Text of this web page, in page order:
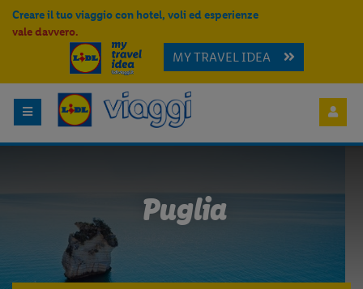
Creare il tuo viaggio con hotel, voli ed esperienze
vale davvero.
MY TRAVEL IDEA
Puglia